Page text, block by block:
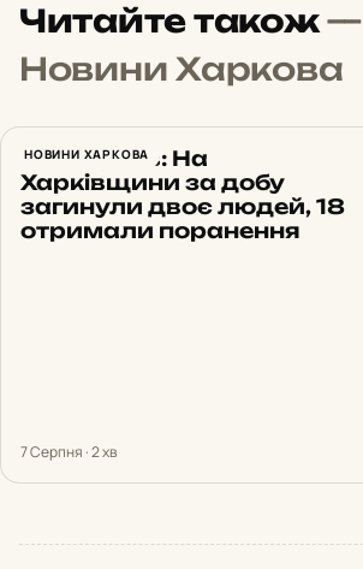
Читайте також—
Новини Харкова
НОВИНИ ХАРКОВА
Синєгубов: На
Харківщини за добу
загинули двоє людей, 18
отримали поранення
7 Серпня · 2 хв